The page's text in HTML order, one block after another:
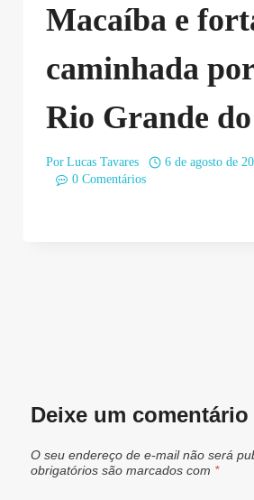
Macaíba e
caminhada
Rio Grande
Por Lucas Tavares
6 de agosto de
0 Comentários
Deixe um comentário
O seu endereço de e-mail não será
obrigatórios são marcados com *